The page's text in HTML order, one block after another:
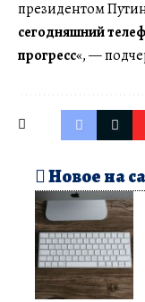
президентом
сегодняшний
прогресс«, —
Новое на